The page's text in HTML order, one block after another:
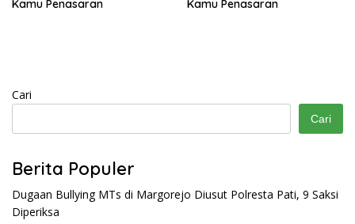
Kamu Penasaran
Kamu Penasaran
Cari
Cari
Berita Populer
Dugaan Bullying MTs di Margorejo Diusut Polresta Pati, 9 Saksi
Diperiksa